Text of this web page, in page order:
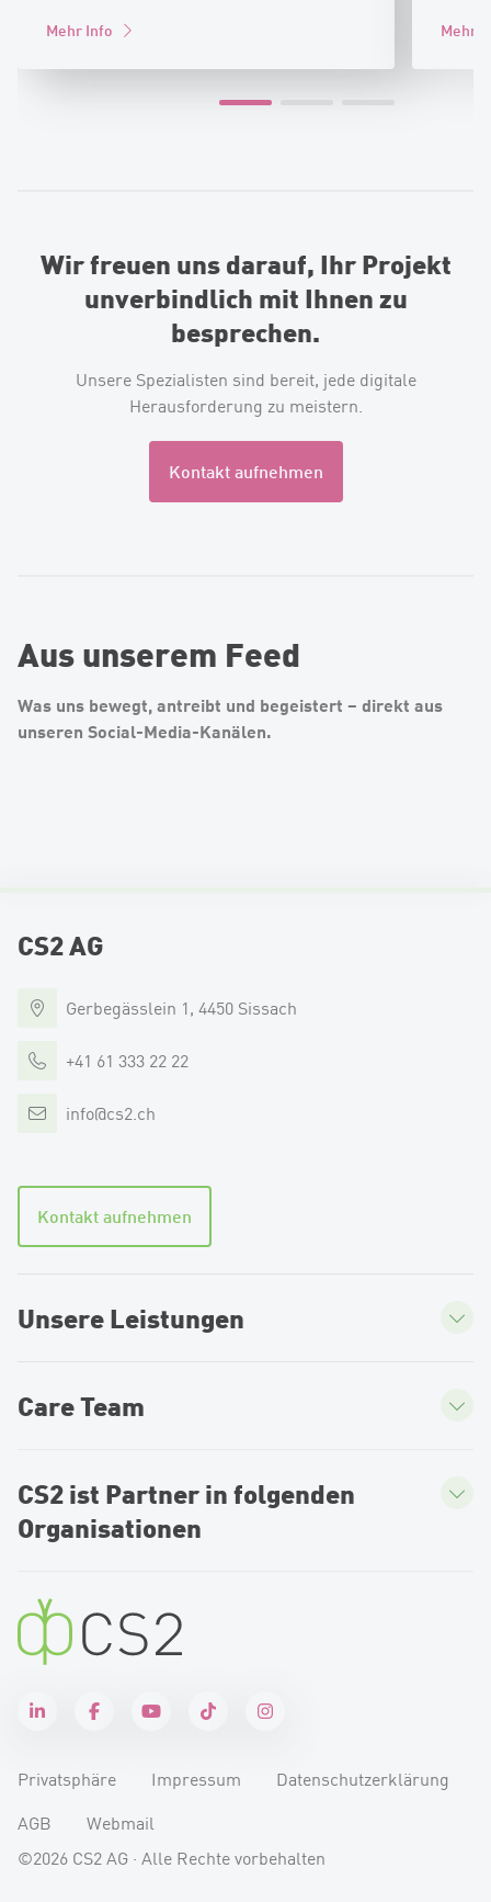
Mehr Info Mehr
Wir freuen uns darauf, Ihr Projekt
unverbindlich mit Ihnen zu
besprechen.
Unsere Spezialisten sind bereit, jede digitale
Herausforderung zu meistern.
Kontakt aufnehmen
Aus unserem Feed
Was uns bewegt, antreibt und begeistert – direkt aus
unseren Social-Media-Kanälen.
CS2 AG
Gerbegässlein 1, 4450 Sissach
+41 61 333 22 22
info@cs2.ch
Kontakt aufnehmen
Unsere Leistungen
Care Team
CS2 ist Partner in folgenden
Organisationen
Privatsphäre Impressum
Datenschutzerklärung
AGB
Webmail
©2026 CS2 AG · Alle Rechte vorbehalten